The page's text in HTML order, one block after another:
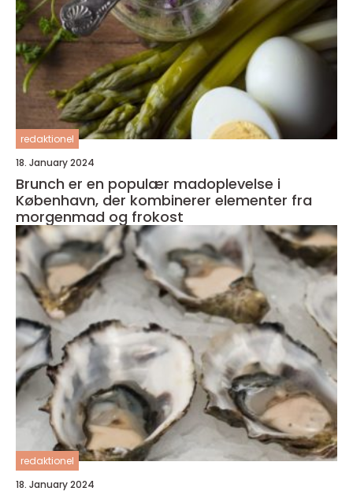
redaktionel
18. January 2024
Brunch er en populær madoplevelse i
København, der kombinerer elementer fra
morgenmad og frokost
redaktionel
18. January 2024